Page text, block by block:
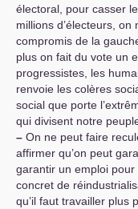
électoral, pour casser
millions d’électeurs,
compromis de la
plus on fait du vote un
progressistes, les
renvoie les colères
social que porte
qui divisent notre
– On ne peut faire
affirmer qu’on peut
garantir un emploi
concret de
qu’il faut travailler plus